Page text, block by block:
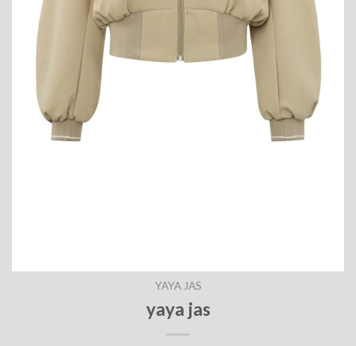
YAYA JAS
yaya jas